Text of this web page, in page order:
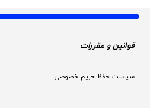
قوانین و مقررات
سیاست حفظ حریم خصوصی